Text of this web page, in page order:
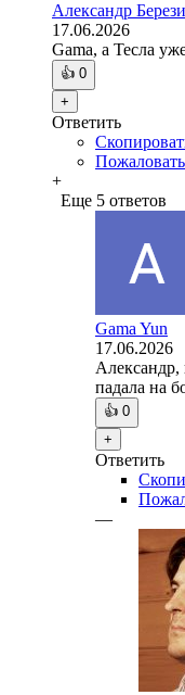
Александр
17.06.2026
Gama, а Тесла
👍 0
+
Ответить
+
Еще 5 ответов
Gama Yun
17.06.2026
падала на
👍 0
+
Ответить
—